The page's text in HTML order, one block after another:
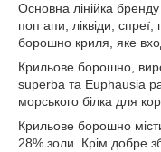
Основна лінійка
поп апи, ліквіди,
борошно криля, яке
Крильове борошно,
superba та Euphausia
морського білка для
Крильове борошно
28% золи. Крім добре